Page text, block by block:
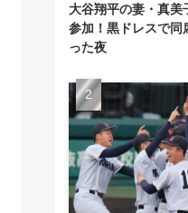
大谷翔平の妻・真美
参加！黒ドレスで同
った夜